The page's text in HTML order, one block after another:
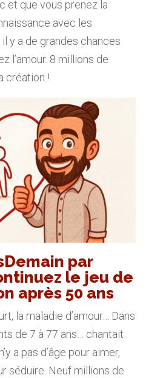
et que vous prenez la
avec les
y a de grandes chances
l’amour. 8 millions de
création !
par
le jeu de
après 50 ans
la maladie d’amour… Dans
de 7 à 77 ans… chantait
a pas d’âge pour aimer,
séduire. Neuf millions de